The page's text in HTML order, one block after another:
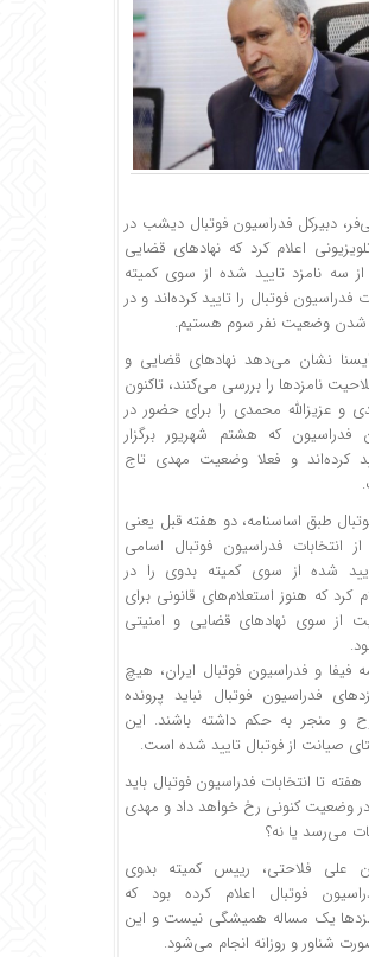
دبیرکل فدراسیون فوتبال دیشب در
اعلام کرد که نهاد‌های قضایی
سه نامزد تایید شده از سوی کمیته
فدراسیون فوتبال را تایید کرده‌اند و در
شدن وضعیت نفر سوم هستیم.
نشان می‌دهد نهاد‌های قضایی و
نامزد‌ها را بررسی می‌کنند، تاکنون
و عزیزالله محمدی را برای حضور در
فدراسیون که هشتم شهریور برگزار
کرده‌اند و فعلا وضعیت مهدی تاج
طبق اساسنامه، دو هفته قبل یعنی
از انتخابات فدراسیون فوتبال اسامی
شده از سوی کمیته بدوی را در
کرد که هنوز استعلام‌های قانونی برای
از سوی نهاد‌های قضایی و امنیتی
فیفا و فدراسیون فوتبال ایران، هیچ
فدراسیون فوتبال نباید پرونده
و منجر به حکم داشته باشند. این
صیانت از فوتبال تایید شده است.
تا انتخابات فدراسیون فوتبال باید
وضعیت کنونی رخ خواهد داد و مهدی
می‌رسد یا نه؟
علی فلاحتی، رییس کمیته بدوی
فوتبال اعلام کرده بود که
یک مساله همیشگی نیست و این
شناور و روزانه انجام می‌شود.